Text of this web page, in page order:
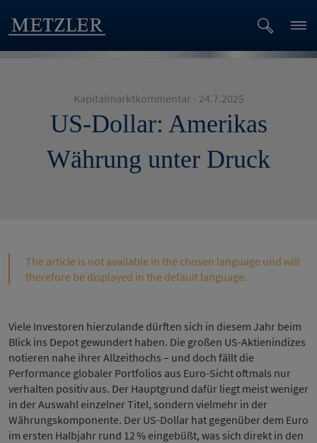
Kapitalmarktkommentar - 24.7.2025
US-Dollar: Amerikas
Währung unter Druck
The article is not available in the chosen language und will
therefore be displayed in the default language.
Viele Investoren hierzulande dürften sich in diesem Jahr beim
Blick ins Depot gewundert haben. Die großen US-Aktienindizes
notieren nahe ihrer Allzeithochs – und doch fällt die
Performance globaler Portfolios aus Euro-Sicht oftmals nur
verhalten positiv aus. Der Hauptgrund dafür liegt meist weniger
in der Auswahl einzelner Titel, sondern vielmehr in der
Währungskomponente. Der US-Dollar hat gegenüber dem Euro
im ersten Halbjahr rund 12 % eingebüßt, was sich direkt in den